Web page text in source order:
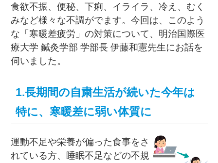
食欲不振、便秘、下痢、イライラ、冷え、むく
みなど様々な不調がでます。今回は、このよう
な「寒暖差疲労」の対策について、明治国際医
療大学 鍼灸学部 学部長 伊藤和憲先生にお話を
伺いました。
1.長期間の自粛生活が続いた今年は
特に、寒暖差に弱い体質に
運動不足や栄養が偏った食事をさ
れている方、睡眠不足などの不規